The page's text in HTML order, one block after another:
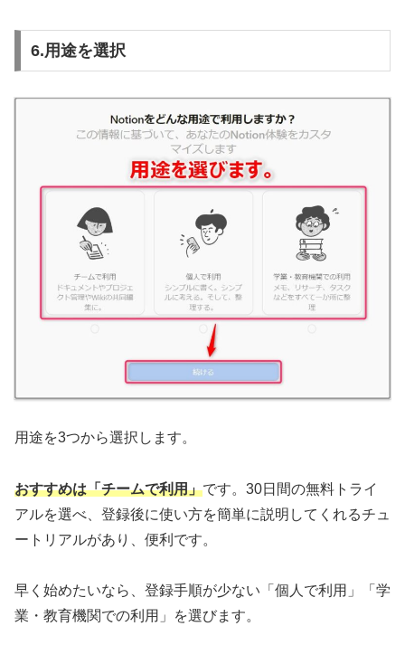
6.用途を選択
用途を3つから選択します。
おすすめは「チームで利用」です。30日間の無料トライ
アルを選べ、登録後に使い方を簡単に説明してくれるチュ
ートリアルがあり、便利です。
早く始めたいなら、登録手順が少ない「個人で利用」「学
業・教育機関での利用」を選びます。